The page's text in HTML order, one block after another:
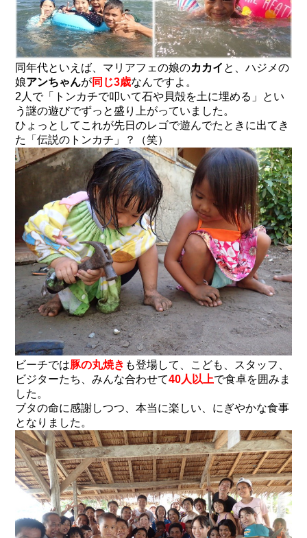
同年代といえば、マリアフェの娘のカカイ と、ハジメの
娘アンちゃんが同じ3歳なんですよ。
2人で「トンカチで叩いて石や貝殻を土に埋める」とい
う謎の遊びでずっと盛り上がっていました。
ひょっとしてこれが先日のレゴで遊んでたときに出てき
た「伝説のトンカチ」？（笑）
ビーチでは豚の丸焼き も登場して、こども、スタッフ、
ビジターたち、みんな合わせて40人以上で食卓を囲みま
した。
ブタの命に感謝しつつ、本当に楽しい、にぎやかな食事
となりました。